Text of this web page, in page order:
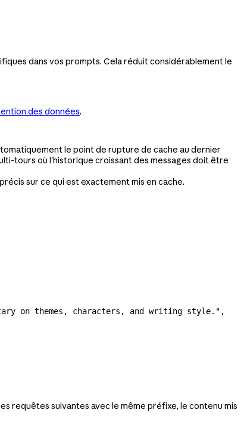
dans vos prompts. Cela réduit considérablement le
des données.
le point de rupture de cache au dernier
tours où l'historique croissant des messages doit être
sur ce qui est exactement mis en cache.
on themes, characters, and writing style." ,
requêtes suivantes avec le même préfixe, le contenu mis